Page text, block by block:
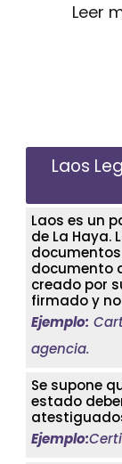
Leer
Laos
Laos es un
de La Haya.
documento
creado por
firmado y
Ejemplo:
agencia.
Se supone
estado
Ejemplo: